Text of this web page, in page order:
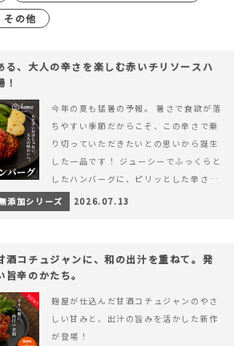
その他
る、大人の辛さを楽しむ赤いチリソースハ
今年の夏も猛暑の予報。 暑さで食欲が落
ちやすい季節だからこそ、この辛さで乗
り切っていただきたいとの思いから誕生
した一品です！ ジューシーでふっくらと
したハンバーグに、ピリッとした辛さと
コク深い旨みが楽しめる特製チリソース
&hellip; 続きを読む ピリッと刺激のあ
添加シリーズ 2026.07.13
酒コチュジャンに、和の出汁を重ねて。発
辛のかたち。
麹屋が仕込んだ甘酒コチュジャンのやさ
しい甘みと、出汁の旨みを活かした新作
が登場！